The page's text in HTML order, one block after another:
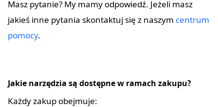
Masz pytanie? My mamy odpowiedź. Jeżeli masz
jakieś inne pytania skontaktuj się z naszym centrum
pomocy.
Jakie narzędzia są dostępne w ramach zakupu?
Każdy zakup obejmuje: